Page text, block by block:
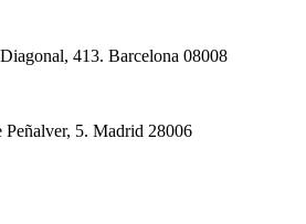
413. Barcelona 08008
Peñalver, 5. Madrid 28006